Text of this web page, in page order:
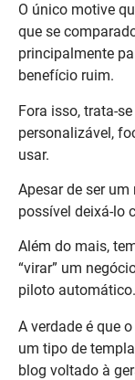
O único motive
que se
principalmente
benefício ruim.
Fora isso, trata-
personalizável,
usar.
Apesar de ser
possível deixá-lo
Além do mais,
“virar” um
piloto automático.
A verdade é que o
um tipo de
blog voltado à